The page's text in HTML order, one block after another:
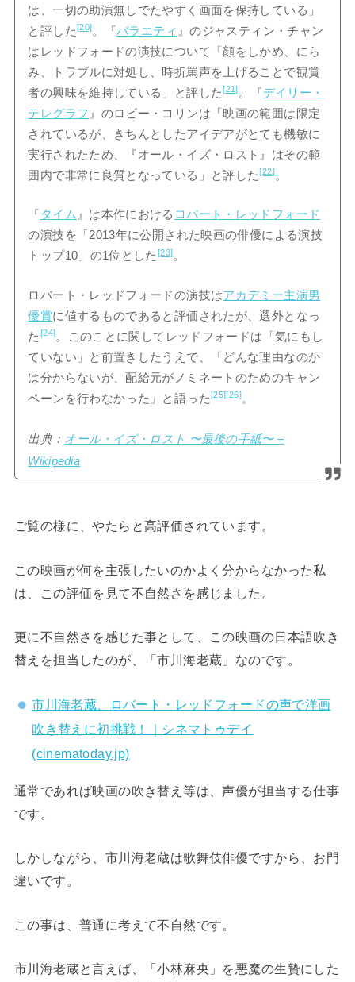
は、一切の助演無しでたやすく画面を保持している」
と評した[20]。『バラエティ 』のジャスティン・チャン
はレッドフォードの演技について「顔をしかめ、にら
み、トラブルに対処し、時折罵声を上げることで観賞
者の興味を維持している」と評した[21] 。『デイリー・
テレグラフ 』のロビー・コリンは「映画の範囲は限定
されているが、きちんとしたアイデアがとても機敏に
実行されたため、『オール・イズ・ロスト』はその範
囲内で非常に良質となっている」と評した[22]。
『 タイム』は本作における ロバート・レッドフォード
の演技を「2013年に公開された映画の俳優による演技
トップ10」の1位とした[23]。
ロバート・レッドフォードの演技はアカデミー主演男
優賞に値するものであると評価されたが、選外となっ
た [24]。このことに関してレッドフォードは「気にもし
ていない」と前置きしたうえで、「どんな理由なのか
は分からないが、配給元がノミネートのためのキャン
ペーンを行わなかった」と語った [25][26]。
出典： オール・イズ・ロスト 〜最後の手紙〜 –
Wikipedia
ご覧の様に、やたらと高評価されています。
この映画が何を主張したいのかよく分からなかった私
は、この評価を見て不自然さを感じました。
更に不自然さを感じた事として、この映画の日本語吹き
替えを担当したのが、「市川海老蔵」なのです。
市川海老蔵、ロバート・レッドフォードの声で洋画
吹き替えに初挑戦！｜シネマトゥデイ
(cinematoday.jp)
通常であれば映画の吹き替え等は、声優が担当する仕事
です。
しかしながら、市川海老蔵は歌舞伎俳優ですから、お門
違いです。
この事は、普通に考えて不自然です。
市川海老蔵と言えば、「小林麻央」を悪魔の生贄にした